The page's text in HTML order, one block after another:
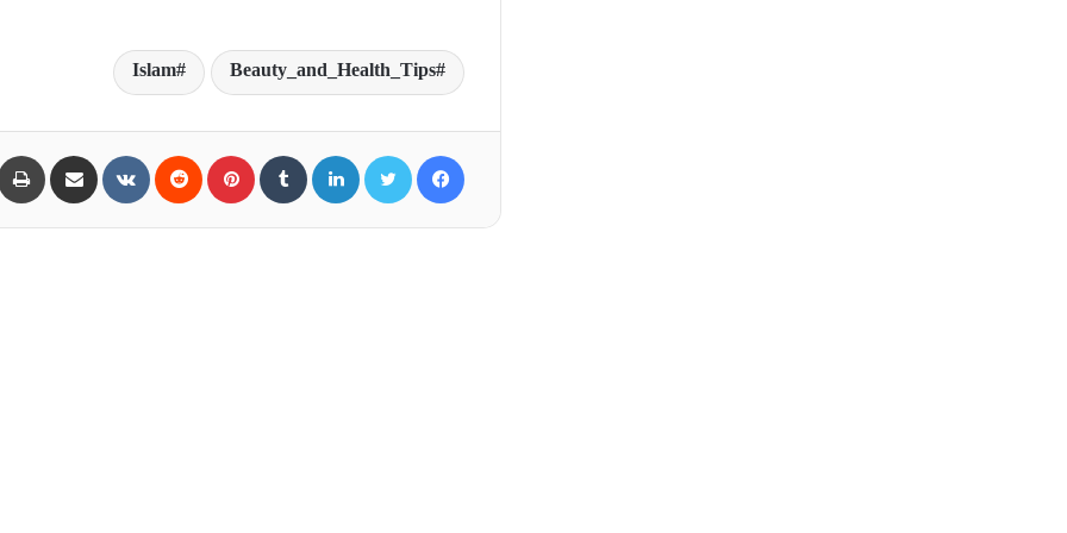
Beauty_and_Health_Tips
Islam
Facebook
Twitter
LinkedIn
Tumblr
Pinterest
Reddit
VKontakte
Share via Email